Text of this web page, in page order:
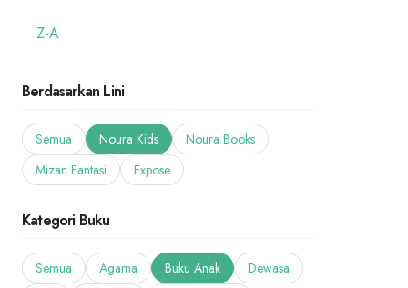
Z-A
Berdasarkan Lini
Semua Noura Kids
Noura Books
Mizan Fantasi
Expose
Kategori Buku
Semua Agama Buku Anak
Dewasa